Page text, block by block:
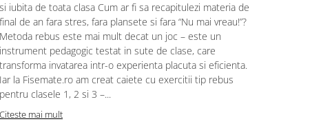
si iubita de toata clasa Cum ar fi sa recapitulezi materia de
final de an fara stres, fara plansete si fara “Nu mai vreau!”?
Metoda rebus este mai mult decat un joc – este un
instrument pedagogic testat in sute de clase, care
transforma invatarea intr-o experienta placuta si eficienta.
Iar la Fisemate.ro am creat caiete cu exercitii tip rebus
pentru clasele 1, 2 si 3 –...
Citeste mai mult